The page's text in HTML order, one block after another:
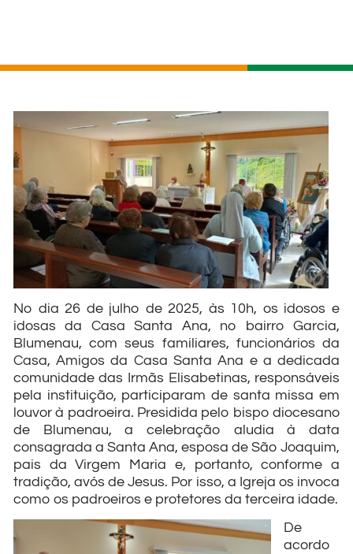
No dia 26 de julho de 2025, às 10h, os idosos e
idosas da Casa Santa Ana, no bairro Garcia,
Blumenau, com seus familiares, funcionários da
Casa, Amigos da Casa Santa Ana e a dedicada
comunidade das Irmãs Elisabetinas, responsáveis
pela instituição, participaram de santa missa em
louvor à padroeira. Presidida pelo bispo diocesano
de Blumenau, a celebração aludia à data
consagrada a Santa Ana, esposa de São Joaquim,
pais da Virgem Maria e, portanto, conforme a
tradição, avós de Jesus. Por isso, a Igreja os invoca
como os padroeiros e protetores da terceira idade.
De
acordo